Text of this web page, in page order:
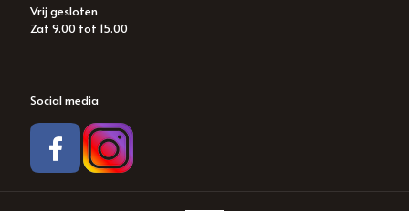
Vrij gesloten
Zat 9.00 tot 15.00
Social media